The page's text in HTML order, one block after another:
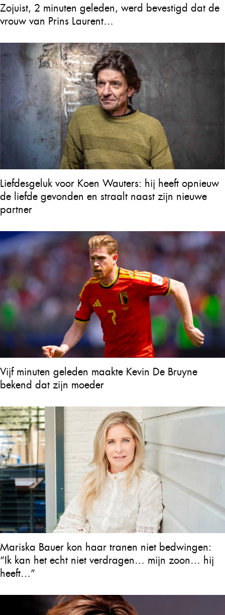
Zojuist, 2 minuten geleden, werd bevestigd dat de
vrouw van Prins Laurent…
Liefdesgeluk voor Koen Wauters: hij heeft opnieuw
de liefde gevonden en straalt naast zijn nieuwe
partner
Vijf minuten geleden maakte Kevin De Bruyne
bekend dat zijn moeder
Mariska Bauer kon haar tranen niet bedwingen:
“Ik kan het echt niet verdragen… mijn zoon… hij
heeft…”